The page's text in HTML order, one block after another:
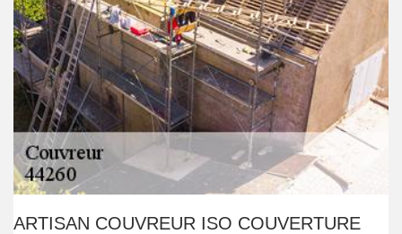
ARTISAN COUVREUR ISO COUVERTURE